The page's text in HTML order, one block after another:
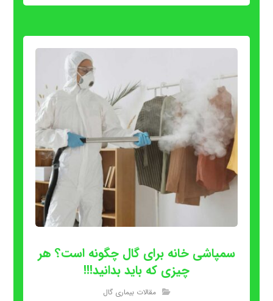
سمپاشی خانه برای گال چگونه است؟ هر
چیزی که باید بدانید!!!
مقالات بیماری گال